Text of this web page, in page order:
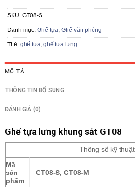
SKU: GT08-S
Danh mục: Ghế tựa, Ghế văn phòng
Thẻ: ghế tựa, ghế tựa lưng
MÔ TẢ
THÔNG TIN BỔ SUNG
ĐÁNH GIÁ (0)
Ghế tựa lưng khung sắt GT08
Thông số kỹ thuật
Mã
sản
phẩm
GT08-S, GT08-M